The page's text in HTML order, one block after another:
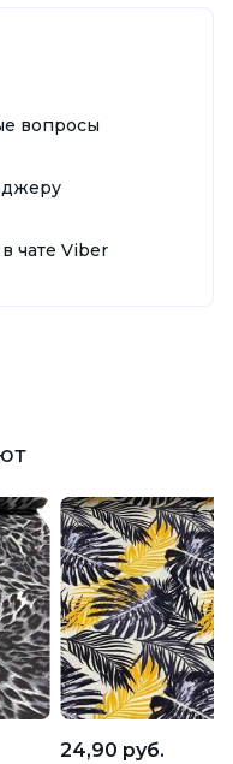
вопросы
чате Viber
24,90 руб.